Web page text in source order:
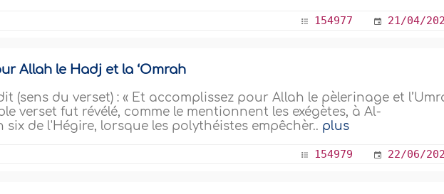
154977 21/04/
Allah le Hadj et la ‘Omrah
(sens du verset) : « Et accomplissez pour Allah le pèlerinage et
verset fut révélé, comme le mentionnent les exégètes, à Al-
six de l'Hégire, lorsque les polythéistes empêchèr.. plus
154979 22/06/